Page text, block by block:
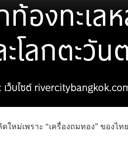
ใหม่เพราะ “เครื่องถมทอง” ขอ